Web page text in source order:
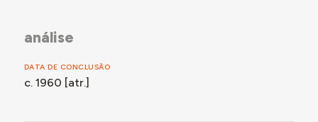
análise
DATA DE CONCLUSÃO
c. 1960 [atr.]